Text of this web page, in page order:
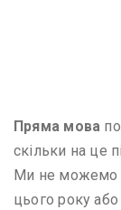
Пряма мова
скільки на це
Ми не можемо
цього року або